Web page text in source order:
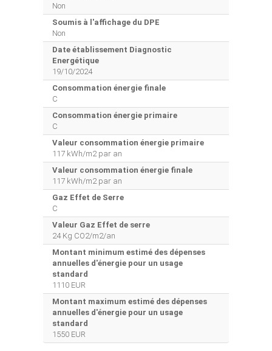
Non
Soumis à l'affichage du DPE
Non
Date établissement Diagnostic
Energétique
19/10/2024
Consommation énergie finale
C
Consommation énergie primaire
C
Valeur consommation énergie primaire
117 kWh/m2 par an
Valeur consommation énergie finale
117 kWh/m2 par an
Gaz Effet de Serre
C
Valeur Gaz Effet de serre
24 Kg CO2/m2/an
Montant minimum estimé des dépenses
annuelles d'énergie pour un usage
standard
1110 EUR
Montant maximum estimé des dépenses
annuelles d'énergie pour un usage
standard
1550 EUR